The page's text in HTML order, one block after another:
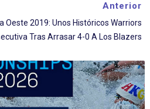
Anterior
Oeste 2019: Unos Históricos Warriors
Tras Arrasar 4-0 A Los Blazers